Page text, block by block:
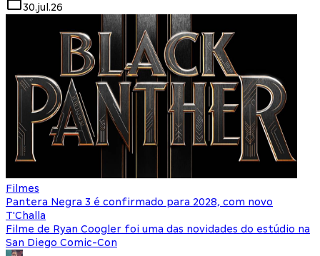
30.jul.26
Filmes
Pantera Negra 3 é confirmado para 2028, com novo
T'Challa
Filme de Ryan Coogler foi uma das novidades do estúdio na
San Diego Comic-Con